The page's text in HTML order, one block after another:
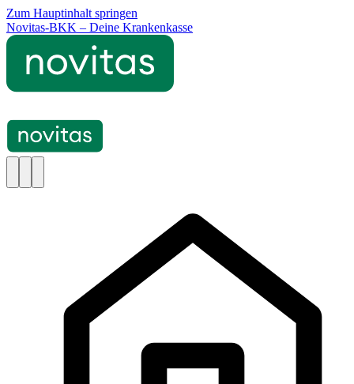
Zum Hauptinhalt springen
Novitas-BKK – Deine Krankenkasse